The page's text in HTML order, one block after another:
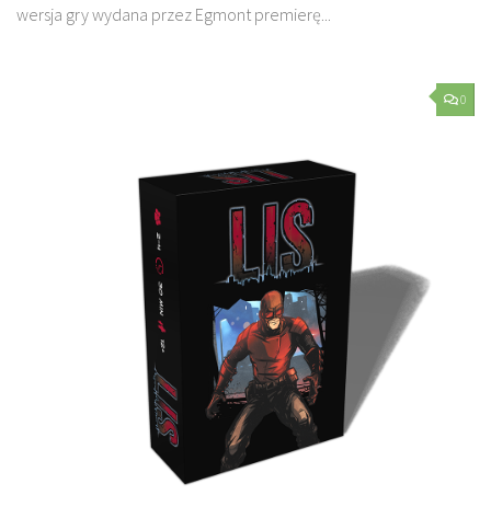
wersja gry wydana przez Egmont premierę...
0